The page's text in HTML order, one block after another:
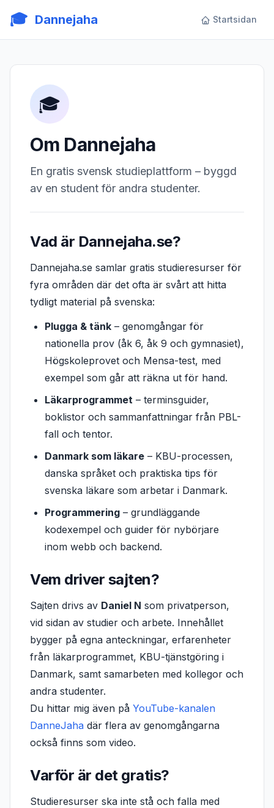
🎓 Dannejaha Startsidan
🎓
Om Dannejaha
En gratis svensk studieplattform – byggd
av en student för andra studenter.
Vad är Dannejaha.se?
Dannejaha.se samlar gratis studieresurser för
fyra områden där det ofta är svårt att hitta
tydligt material på svenska:
Plugga & tänk – genomgångar för
nationella prov (åk 6, åk 9 och gymnasiet),
Högskoleprovet och Mensa-test, med
exempel som går att räkna ut för hand.
Läkarprogrammet – terminsguider,
boklistor och sammanfattningar från PBL-
fall och tentor.
Danmark som läkare – KBU-processen,
danska språket och praktiska tips för
svenska läkare som arbetar i Danmark.
Programmering – grundläggande
kodexempel och guider för nybörjare
inom webb och backend.
Vem driver sajten?
Sajten drivs av Daniel N som privatperson,
vid sidan av studier och arbete. Innehållet
bygger på egna anteckningar, erfarenheter
från läkarprogrammet, KBU-tjänstgöring i
Danmark, samt samarbeten med kollegor och
andra studenter.
Du hittar mig även på YouTube-kanalen
DanneJaha där flera av genomgångarna
också finns som video.
Varför är det gratis?
Studieresurser ska inte stå och falla med